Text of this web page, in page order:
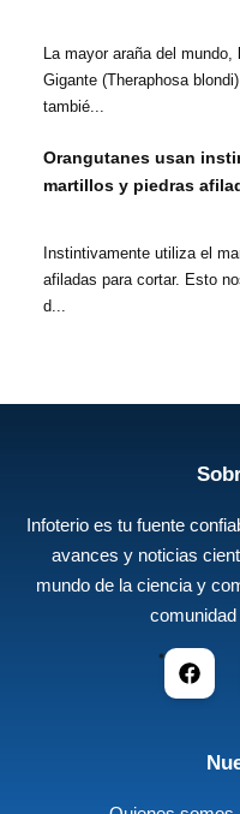
La mayor araña del
Gigante (Theraphosa
tambié...
Orangutanes usan
martillos y piedras
Instintivamente utiliza el
afiladas para cortar. Esto
d...
Infoterio es tu fuente
avances y noticias
mundo de la ciencia y